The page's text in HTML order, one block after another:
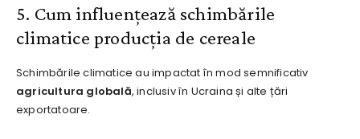
5. Cum influențează schimbările
climatice producția de cereale
Schimbările climatice au impactat în mod semnificativ
agricultura globală, inclusiv în Ucraina și alte țări
exportatoare.